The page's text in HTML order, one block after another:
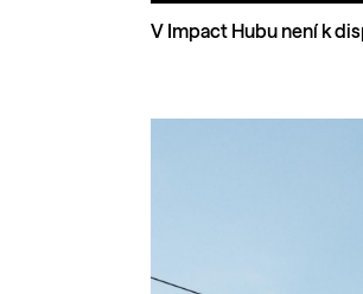
V Impact Hubu není k